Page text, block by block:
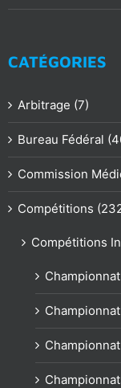
CATÉGORIES
Arbitrage (7)
Bureau Fédéral
Commission
Compétitions
Compétitions